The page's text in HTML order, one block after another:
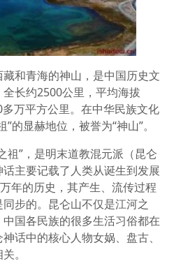
和青海的神山，是中国历史文
长约2500公里，平均海拔
万平方公里。在中华民族文化
的显赫地位，被誉为“神山”。
祖”，是明末道教混元派（昆仑
主要记载了人类从诞生到发展
年的历史，其产生、流传过程
步的。昆仑山不仅是江河之
国各民族的很多生活习俗都在
话中的核心人物女娲、盘古、
。